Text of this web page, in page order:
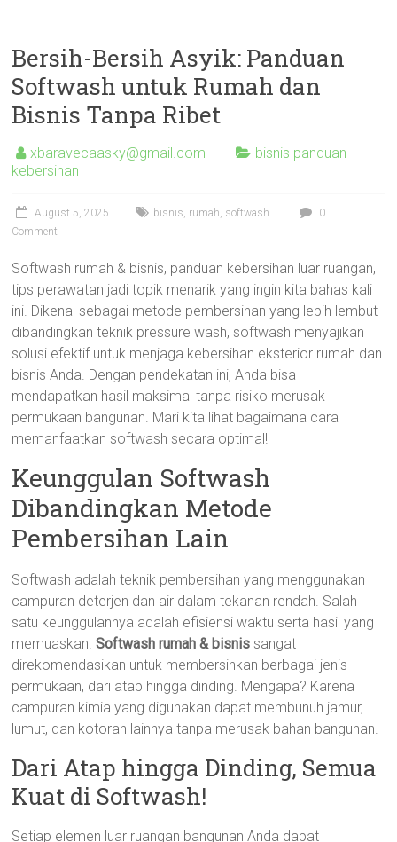
Bersih-Bersih Asyik: Panduan
Softwash untuk Rumah dan
Bisnis Tanpa Ribet
xbaravecaasky@gmail.com
bisnis panduan
kebersihan
August 5, 2025 bisnis, rumah, softwash
0
Comment
Softwash rumah & bisnis, panduan kebersihan luar ruangan,
tips perawatan jadi topik menarik yang ingin kita bahas kali
ini. Dikenal sebagai metode pembersihan yang lebih lembut
dibandingkan teknik pressure wash, softwash menyajikan
solusi efektif untuk menjaga kebersihan eksterior rumah dan
bisnis Anda. Dengan pendekatan ini, Anda bisa
mendapatkan hasil maksimal tanpa risiko merusak
permukaan bangunan. Mari kita lihat bagaimana cara
memanfaatkan softwash secara optimal!
Keunggulan Softwash
Dibandingkan Metode
Pembersihan Lain
Softwash adalah teknik pembersihan yang menggunakan
campuran deterjen dan air dalam tekanan rendah. Salah
satu keunggulannya adalah efisiensi waktu serta hasil yang
memuaskan.Softwash rumah & bisnis sangat
direkomendasikan untuk membersihkan berbagai jenis
permukaan, dari atap hingga dinding. Mengapa? Karena
campuran kimia yang digunakan dapat membunuh jamur,
lumut, dan kotoran lainnya tanpa merusak bahan bangunan.
Dari Atap hingga Dinding, Semua
Kuat di Softwash!
Setiap elemen luar ruangan bangunan Anda dapat